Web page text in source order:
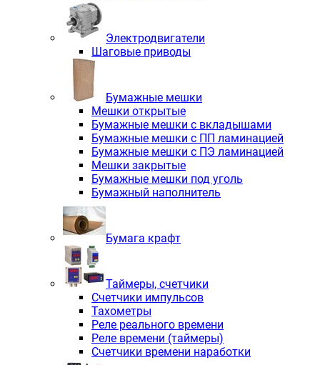
Электродвигатели
Шаговые приводы
Бумажные мешки
Мешки открытые
Бумажные мешки с вкладышами
Бумажные мешки с ПП ламинацией
Бумажные мешки с ПЭ ламинацией
Мешки закрытые
Бумажные мешки под уголь
Бумажный наполнитель
Бумага крафт
Таймеры, счетчики
Счетчики импульсов
Тахометры
Реле реального времени
Реле времени (таймеры)
Счетчики времени наработки